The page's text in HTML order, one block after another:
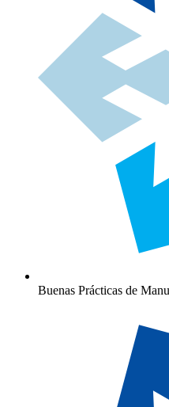
Buenas Prácticas de